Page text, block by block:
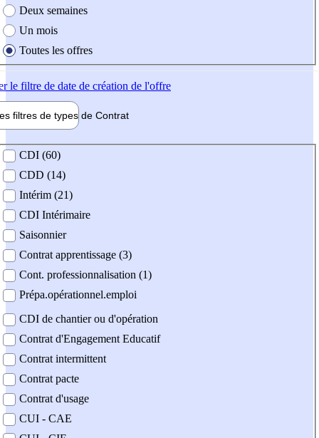
Deux semaines
Un mois
Toutes les offres
le filtre de date de création de l'offre
filtres de types de Contrat
contrat
CDI (60)
CDD (14)
Intérim (21)
CDI Intérimaire
Saisonnier
Contrat apprentissage (3)
Cont. professionnalisation (1)
Prépa.opérationnel.emploi
CDI de chantier ou d'opération
Contrat d'Engagement Educatif
Contrat intermittent
Contrat pacte
Contrat d'usage
CUI - CAE